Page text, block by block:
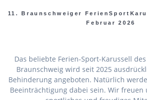
11. Braunschweiger
Februar 2026
Das beliebte Ferien-Sport-Karussell
Braunschweig wird seit 2025
Behinderung angeboten. Natürlich
Beeinträchtigung dabei sein. Wir freuen